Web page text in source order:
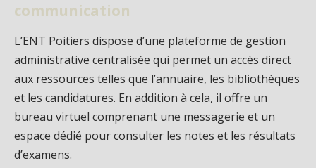
communication
L’ENT Poitiers dispose d’une plateforme de gestion
administrative centralisée qui permet un accès direct
aux ressources telles que l’annuaire, les bibliothèques
et les candidatures. En addition à cela, il offre un
bureau virtuel comprenant une messagerie et un
espace dédié pour consulter les notes et les résultats
d’examens.